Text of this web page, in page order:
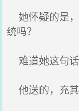
她怀疑的是
统吗？
难道她这句话
他送的，充其